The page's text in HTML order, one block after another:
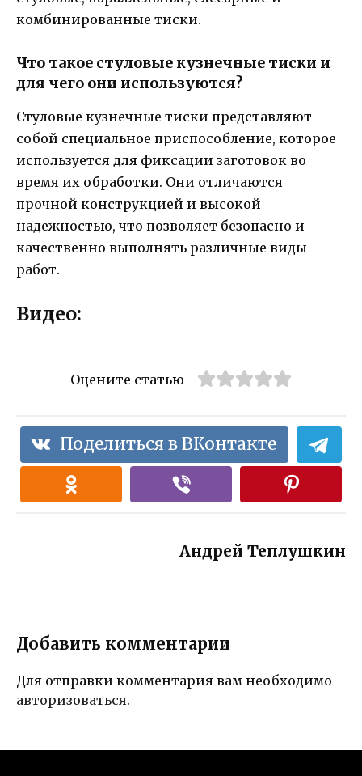
комбинированные тиски.
Что такое стуловые кузнечные тиски и
для чего они используются?
Стуловые кузнечные тиски представляют
собой специальное приспособление, которое
используется для фиксации заготовок во
время их обработки. Они отличаются
прочной конструкцией и высокой
надежностью, что позволяет безопасно и
качественно выполнять различные виды
работ.
Видео:
Оцените статью
Поделиться в ВКонтакте
Андрей Теплушкин
Добавить комментарии
Для отправки комментария вам необходимо
авторизоваться.